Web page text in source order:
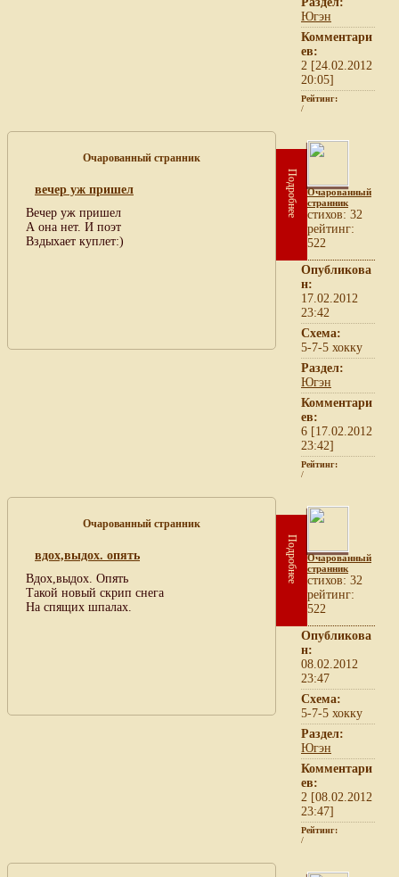
Югэн
Комментари
ев:
2 [24.02.2012
20:05]
Рейтинг:
/
Очарованный странник
вечер уж пришел
Вечер уж пришел
А она нет. И поэт
Вздыхает куплет:)
Подробнее
Очарованный
странник
cтихов: 32
рейтинг:
522
Опубликова
н:
17.02.2012
23:42
Схема:
5-7-5 хокку
Раздел:
Югэн
Комментари
ев:
6 [17.02.2012
23:42]
Рейтинг:
/
Очарованный странник
вдох,выдох. опять
Вдох,выдох. Опять
Такой новый скрип снега
На спящих шпалах.
Подробнее
Очарованный
странник
cтихов: 32
рейтинг:
522
Опубликова
н:
08.02.2012
23:47
Схема:
5-7-5 хокку
Раздел:
Югэн
Комментари
ев:
2 [08.02.2012
23:47]
Рейтинг:
/